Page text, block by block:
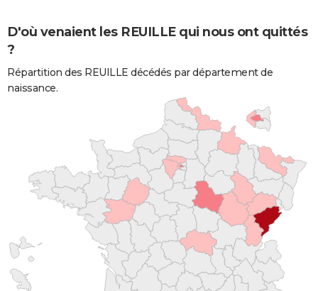
D'où venaient les REUILLE qui nous ont quittés
?
Répartition des REUILLE décédés par département de
naissance.